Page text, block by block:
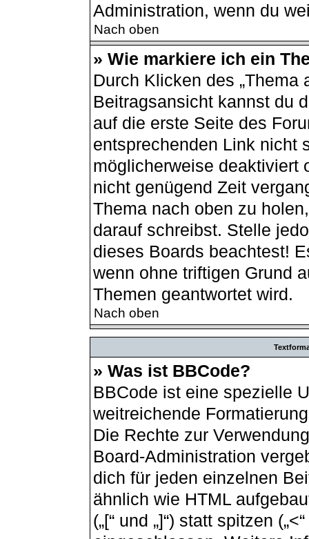
Administration, wenn du
Nach oben
» Wie markiere ich ein
Durch Klicken des „Thema
Beitragsansicht kannst du
auf die erste Seite des
entsprechenden Link nicht
möglicherweise deaktiviert
nicht genügend Zeit
Thema nach oben zu
darauf schreibst. Stelle
dieses Boards beachtest!
wenn ohne triftigen Grund
Themen geantwortet wird.
Nach oben
» Was ist BBCode?
BBCode ist eine spezielle
weitreichende
Die Rechte zur
Board-Administration
dich für jeden einzelnen
ähnlich wie HTML
(„[“ und „]“) statt spitzen